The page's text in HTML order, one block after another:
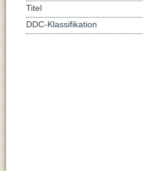
Titel
DDC-Klassifikation